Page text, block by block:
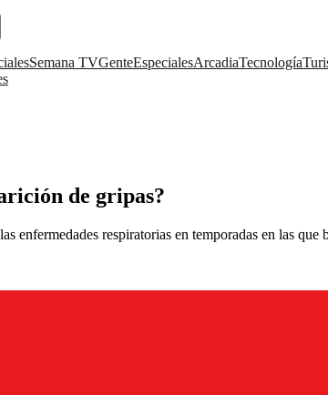
Semana TVGenteEspecialesArcadiaTecnología
de gripas?
respiratorias en temporadas en las que